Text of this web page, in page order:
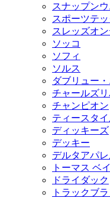
スナップン
スポーツテッ
スレッズオ
ソッコ
ソフィ
ソルス
ダブリュー
チャールズ
チャンピオン
ティースタイ
ディッキーズ
デッキー
デルタアパ
トーマス ベ
ドライダック
トラックブ